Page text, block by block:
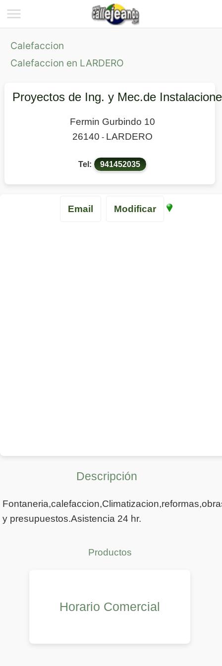
Calefaccion
Calefaccion en LARDERO
Proyectos de Ing. y Mec.de
Fermin Gurbindo 10
26140 - LARDERO
Tel: 941452035
Email Modificar
Descripción
y presupuestos.Asistencia 24 hr.
Productos
Horario Comercial